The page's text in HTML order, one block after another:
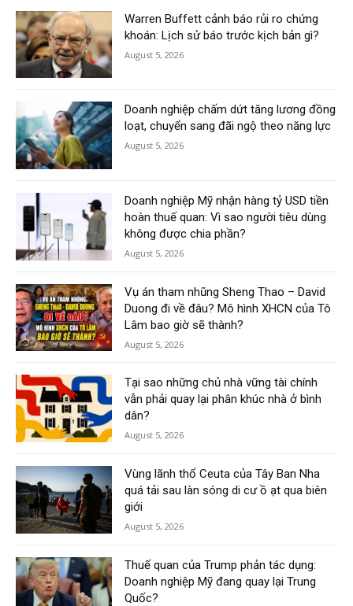
Warren Buffett cảnh báo rủi ro chứng
khoán: Lịch sử báo trước kịch bản gì?
August 5, 2026
Doanh nghiệp chấm dứt tăng lương đồng
loạt, chuyển sang đãi ngộ theo năng lực
August 5, 2026
Doanh nghiệp Mỹ nhận hàng tỷ USD tiền
hoàn thuế quan: Vì sao người tiêu dùng
không được chia phần?
August 5, 2026
Vụ án tham nhũng Sheng Thao – David
Duong đi về đâu? Mô hình XHCN của Tô
Lâm bao giờ sẽ thành?
August 5, 2026
Tại sao những chủ nhà vững tài chính
vẫn phải quay lại phân khúc nhà ở bình
dân?
August 5, 2026
Vùng lãnh thổ Ceuta của Tây Ban Nha
quá tải sau làn sóng di cư ồ ạt qua biên
giới
August 5, 2026
Thuế quan của Trump phản tác dụng:
Doanh nghiệp Mỹ đang quay lại Trung
Quốc?